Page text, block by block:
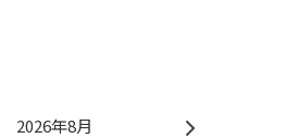
2026年8月